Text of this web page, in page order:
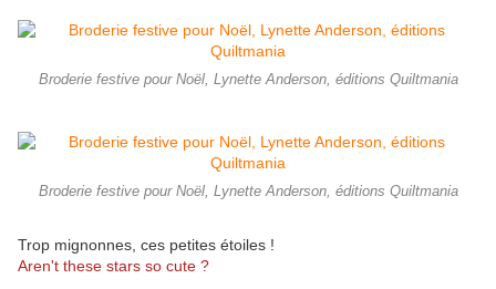
Broderie festive pour Noël, Lynette Anderson, éditions Quiltmania
Broderie festive pour Noël, Lynette Anderson, éditions Quiltmania
Trop mignonnes, ces petites étoiles !
Aren't these stars so cute ?